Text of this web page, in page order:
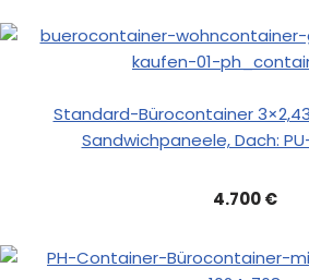
Standard-Bürocontainer
Sandwichpaneele, Dach:
4.700 €